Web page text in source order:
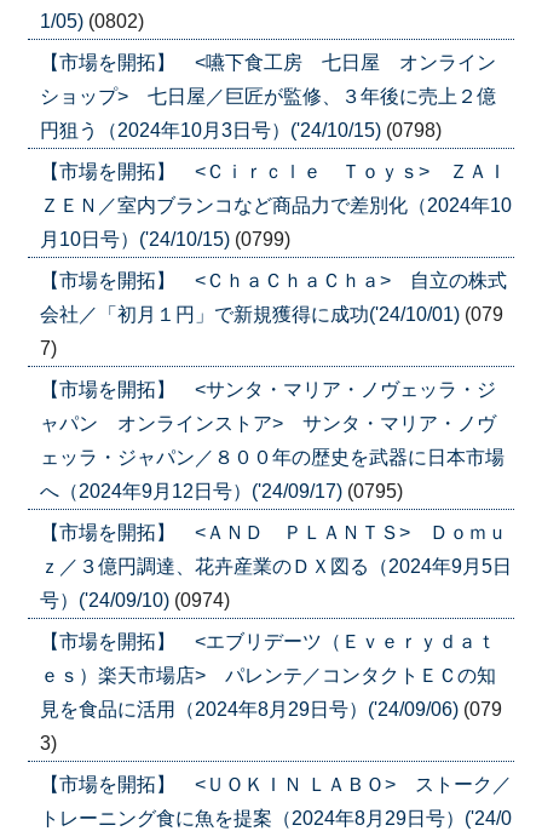
1/05) (0802)
【市場を開拓】 <嚥下食工房 七日屋 オンライン
ショップ> 七日屋／巨匠が監修、３年後に売上２億
円狙う（2024年10月3日号）('24/10/15) (0798)
【市場を開拓】 <Ｃｉｒｃｌｅ Ｔｏｙｓ> ＺＡＩ
ＺＥＮ／室内ブランコなど商品力で差別化（2024年10
月10日号）('24/10/15) (0799)
【市場を開拓】 <ＣｈａＣｈａＣｈａ> 自立の株式
会社／「初月１円」で新規獲得に成功('24/10/01) (079
7)
【市場を開拓】 <サンタ・マリア・ノヴェッラ・ジ
ャパン オンラインストア> サンタ・マリア・ノヴ
ェッラ・ジャパン／８００年の歴史を武器に日本市場
へ（2024年9月12日号）('24/09/17) (0795)
【市場を開拓】 <ＡＮＤ ＰＬＡＮＴＳ> Ｄｏｍｕ
ｚ／３億円調達、花卉産業のＤＸ図る（2024年9月5日
号）('24/09/10) (0974)
【市場を開拓】 <エブリデーツ（Ｅｖｅｒｙｄａｔ
ｅｓ）楽天市場店> パレンテ／コンタクトＥＣの知
見を食品に活用（2024年8月29日号）('24/09/06) (079
3)
【市場を開拓】 <ＵＯＫＩＮ ＬＡＢＯ> ストーク／
トレーニング食に魚を提案（2024年8月29日号）('24/0